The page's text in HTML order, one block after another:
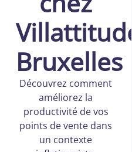
Villattitude,
Bruxelles
Découvrez comment
améliorez la
productivité de vos
points de vente dans
un contexte